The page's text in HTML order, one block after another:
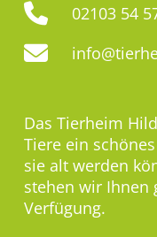
02103 54
Das Tierheim
Tiere ein
sie alt werden
stehen wir Ihnen
Verfügung.